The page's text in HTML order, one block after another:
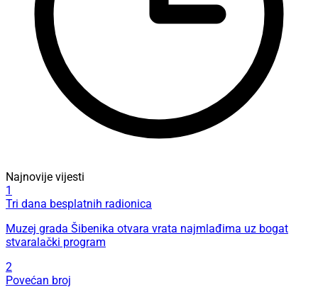
Najnovije vijesti
1
Tri dana besplatnih radionica
Muzej grada Šibenika otvara vrata najmlađima uz bogat
stvaralački program
2
Povećan broj